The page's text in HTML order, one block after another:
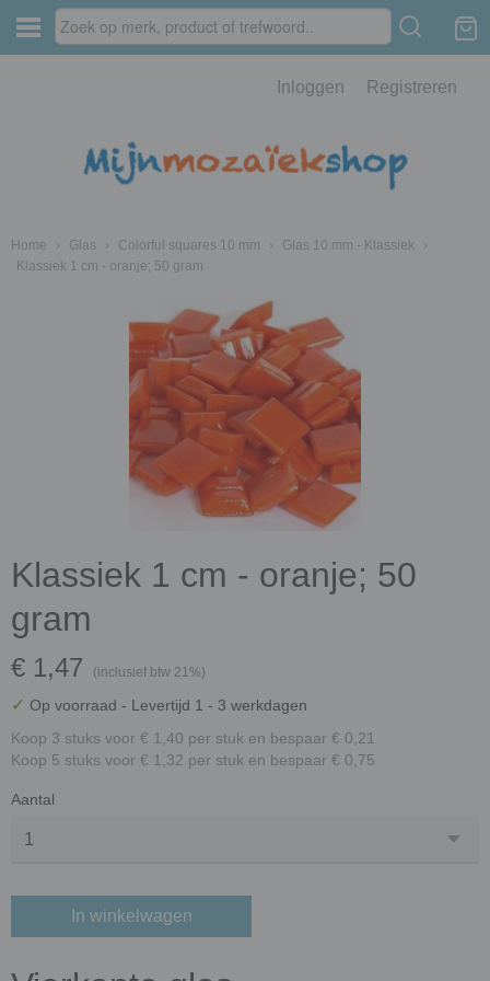
Inloggen Registreren
Home › Glas › Colorful squares 10 mm › Glas 10 mm - Klassiek
›
Klassiek 1 cm - oranje; 50 gram
Klassiek 1 cm - oranje; 50
gram
€ 1,47 (inclusief btw 21%)
✓ Op voorraad - Levertijd 1 - 3 werkdagen
Koop 3 stuks voor € 1,40 per stuk en bespaar € 0,21
Koop 5 stuks voor € 1,32 per stuk en bespaar € 0,75
Aantal
In winkelwagen